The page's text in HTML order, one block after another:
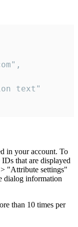
text"
in your account. To
that are displayed
"Attribute settings"
dialog information
than 10 times per